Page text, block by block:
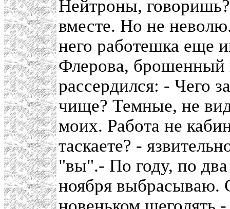
Нейтроны,
вместе. Но не
него работешка еще
Флерова, брошенный
рассердился: - Чего
чище? Темные, не
моих. Работа не
таскаете? -
"вы".- По году, по
ноября выбрасываю.